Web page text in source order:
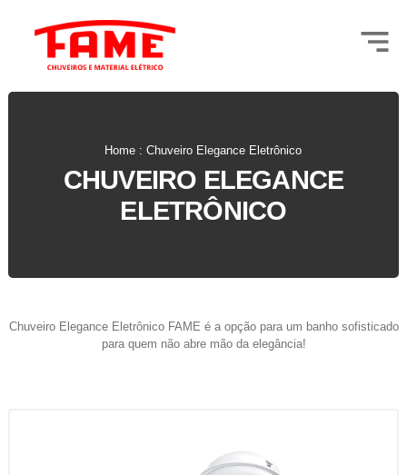
Home : Chuveiro Elegance Eletrônico
CHUVEIRO ELEGANCE
ELETRÔNICO
Chuveiro Elegance Eletrônico FAME é a opção para um banho sofisticado
para quem não abre mão da elegância!